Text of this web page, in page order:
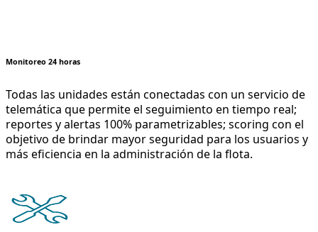
Monitoreo 24 horas
Todas las unidades están conectadas con un servicio de
telemática que permite el seguimiento en tiempo real;
reportes y alertas 100% parametrizables; scoring con el
objetivo de brindar mayor seguridad para los usuarios y
más eficiencia en la administración de la flota.